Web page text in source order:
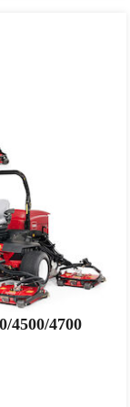
4500/4700